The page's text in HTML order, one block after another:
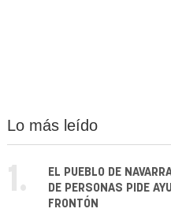
Lo más leído
1.
EL PUEBLO DE
DE PERSONAS PIDE
FRONTÓN